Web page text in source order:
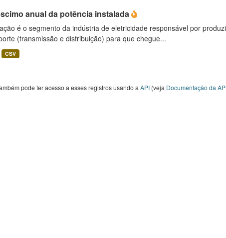
anual da potência instalada
é o segmento da indústria de eletricidade responsável por
(transmissão e distribuição) para que chegue...
CSV
pode ter acesso a esses registros usando a API(veja Documentação da